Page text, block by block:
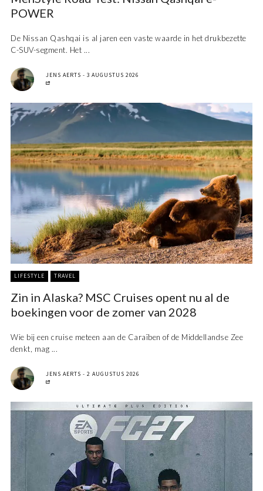
POWER
De Nissan Qashqai is al jaren een vaste waarde in het drukbezette
C-SUV-segment. Het ...
JENS AERTS 3 AUGUSTUS 2026
LIFESTYLE TRAVEL
Zin in Alaska? MSC Cruises opent nu al de
boekingen voor de zomer van 2028
Wie bij een cruise meteen aan de Caraïben of de Middellandse Zee
denkt, mag ...
JENS AERTS 2 AUGUSTUS 2026